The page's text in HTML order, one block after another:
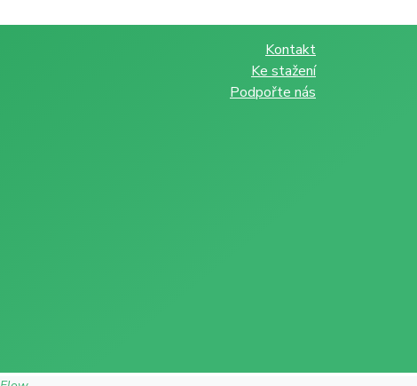
Kontakt
Ke stažení
Podpořte nás